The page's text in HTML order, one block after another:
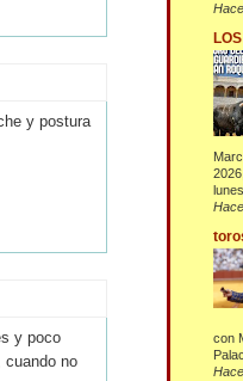
y postura
y poco
cuando no
con